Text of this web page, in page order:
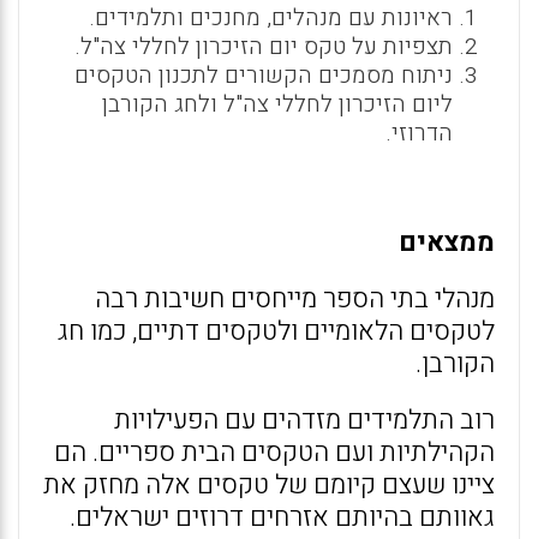
ראיונות עם מנהלים, מחנכים ותלמידים.
תצפיות על טקס יום הזיכרון לחללי צה"ל.
ניתוח מסמכים הקשורים לתכנון הטקסים
ליום הזיכרון לחללי צה"ל ולחג הקורבן
הדרוזי.
ממצאים
מנהלי בתי הספר מייחסים חשיבות רבה
לטקסים הלאומיים ולטקסים דתיים, כמו חג
הקורבן.
רוב התלמידים מזדהים עם הפעילויות
הקהילתיות ועם הטקסים הבית ספריים. הם
ציינו שעצם קיומם של טקסים אלה מחזק את
גאוותם בהיותם אזרחים דרוזים ישראלים.